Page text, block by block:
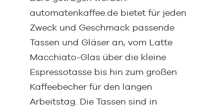
. 5-10g je nach
Getränkevariation bei 180ml
automatenkaffee.de bietet für jeden
Zweck und Geschmack passende
Tassen und Gläser an, vom Latte
Macchiato-Glas über die kleine
Espressotasse bis hin zum großen
Kaffeebecher für den langen
Arbeitstag. Die Tassen sind in